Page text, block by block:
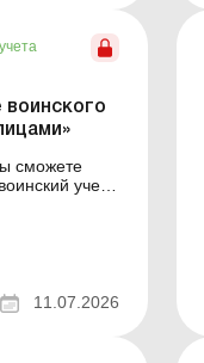
сможете
учет
оформить,
Тема
11.07.2026